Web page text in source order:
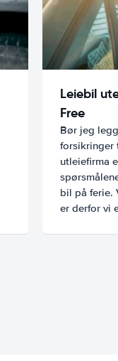
Leiebil
Free
Bør jeg
forsikringer
utleiefirma
bil på ferie.
er derfor vi